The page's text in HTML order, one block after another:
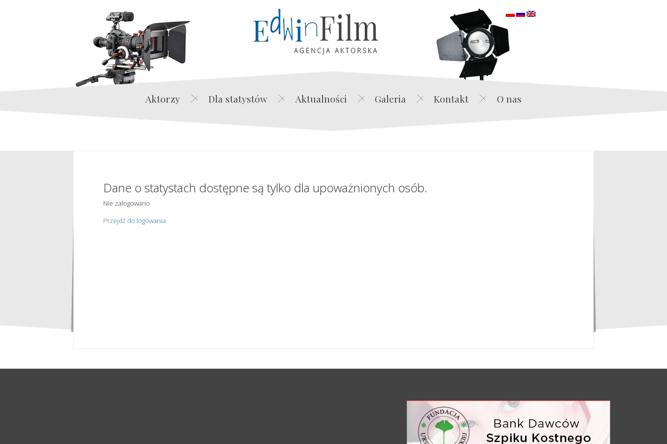
Edwin Film Agencja Aktorska
Aktorzy Dla statystów Aktualności Galeria Kontakt O nas
Dane o statystach dostępne są tylko dla upoważnionych osób.
Nie zalogowano
Przejdź do logowania